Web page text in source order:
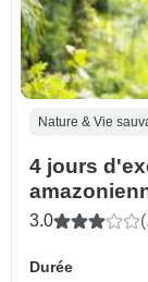
Nature & Vie
4 jours
des
3.0
Durée